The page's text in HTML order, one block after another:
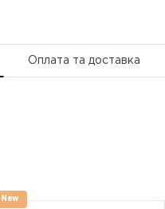
Оплата та доставка
New